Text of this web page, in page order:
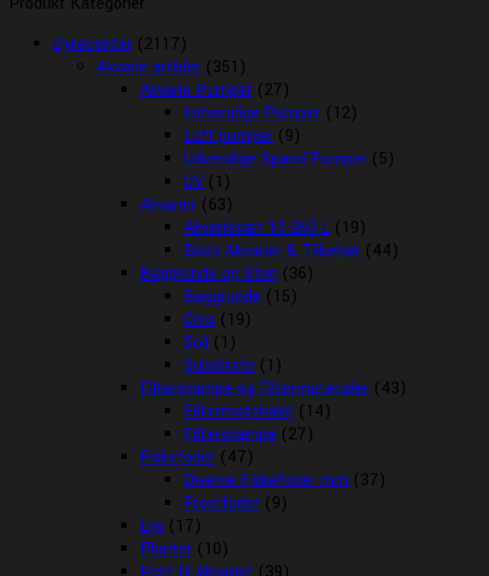
Dyrecenter (2117)
Akvarie artikler (351)
Akvarie Pumper (27)
Indvendige Pumper (12)
Luft pumper (9)
Udvendige Spand Pumper (5)
UV (1)
Akvarier (63)
Akvariesæt 10-260 L (19)
Biorb Akvarier & Tilbehør (44)
Baggrunde og Sten (36)
Baggrunde (15)
Grus (19)
Soil (1)
Substrate (1)
Filtersvampe og Filtermaterialer (43)
Filtermaterialer (14)
Filtersvampe (27)
Fiskefoder (47)
Diverse Fiskefoder mm (37)
Frostfoder (9)
Lys (17)
Planter (10)